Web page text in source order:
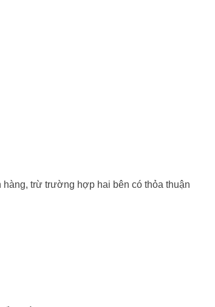
trừ trường hợp hai bên có thỏa thuận